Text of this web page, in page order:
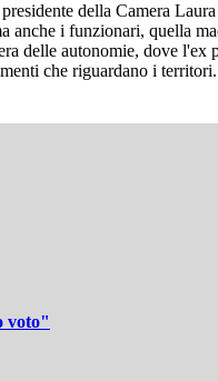
della Camera
anche i funzionari, quella
delle autonomie, dove
che riguardano i
voto"